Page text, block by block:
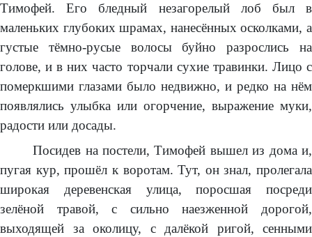
Тимофей. Его бледный незагорелый лоб был в
маленьких глубоких шрамах, нанесённых осколками, а
густые тёмно-русые волосы буйно разрослись на
голове, и в них часто торчали сухие травинки. Лицо с
померкшими глазами было недвижно, и редко на нём
появлялись улыбка или огорчение, выражение муки,
радости или досады.
Посидев на постели, Тимофей вышел из дома и,
пугая кур, прошёл к воротам. Тут, он знал, пролегала
широкая деревенская улица, поросшая посреди
зелёной травой, с сильно наезженной дорогой,
выходящей за околицу, с далёкой ригой, сенными